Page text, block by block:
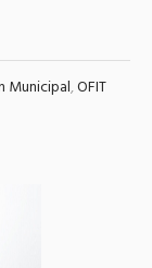
Municipal,OFIT